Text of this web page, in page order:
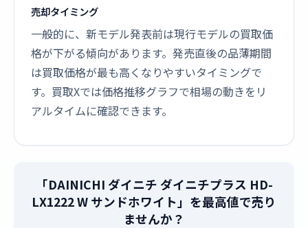
売却タイミング
一般的に、新モデル発表前は現行モデルの買取価
格が下がる傾向があります。発売直後の品薄期間
は買取価格が最も高くなりやすいタイミングで
す。買取Xでは価格推移グラフで相場の動きをリ
アルタイムに確認できます。
「DAINICHI ダイニチ ダイニチプラス HD-
LX1222 W サンドホワイト」を最高値で売り
ませんか？